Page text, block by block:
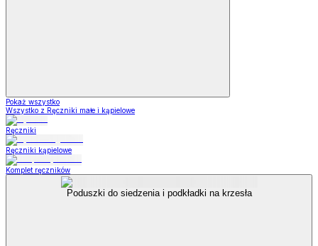
Pokaż wszystko
Wszystko z Ręczniki małe i kąpielowe
Ręczniki
Ręczniki kąpielowe
Komplet ręczników
Poduszki do siedzenia i podkładki na krzesła